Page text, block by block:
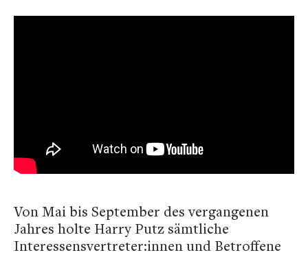
Von Mai bis September des vergangenen
Jahres holte Harry Putz sämtliche
Interessensvertreter:innen und Betroffene